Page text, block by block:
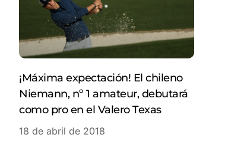
¡Máxima expectación! El chileno
Niemann, nº 1 amateur, debutará
como pro en el Valero Texas
18 de abril de 2018